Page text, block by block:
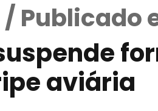
Publicado
aviária